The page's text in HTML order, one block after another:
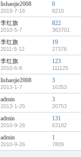
lishaojie2008
2019-7-16
0
8210
李红旗
2010-5-7
822
363701
李红旗
2011-5-12
19
27376
李红旗
2010-6-8
123
111125
lishaojie2008
2013-1-7
3
16353
admin
2013-1-25
3
20753
admin
2010-9-26
131
63182
admin
2010-9-26
1
7809